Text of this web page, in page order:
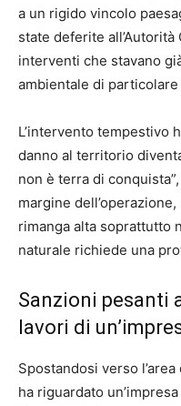
a un rigido vincolo
state deferite
interventi che stavano
ambientale di
L’intervento tempestivo
danno al territorio
non è terra di
margine
rimanga alta soprattutto
naturale richiede una
Sanzioni pesanti
lavori di
Spostandosi verso
ha riguardato